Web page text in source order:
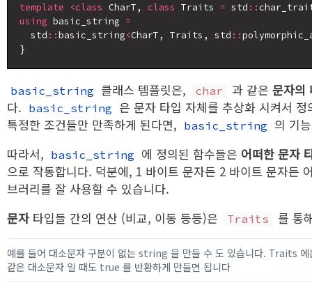
template
<class CharT, class Traits = std ::
using basic_string =
  std
::basic_string<CharT, Traits, std ::
basic_string 클래스 템플릿은, char 과 같은문자의
다. basic_string 은 문자 타입 자체를 추상화 시켜서
특정한 조건들만 만족하게 된다면, basic_string 의 기
따라서, basic_string 에 정의된 함수들은 어떠한 문자
으로 작동합니다. 덕분에, 1 바이트 문자든 2 바이트 문자든
브러리를 잘 사용할 수 있습니다.
문자 타입들 간의 연산 (비교, 이동 등등)은 Traits 를 통
예를 들어 대소문자 구분이 없는 string 을 만들 수 도 있습니다. Traits 에
같은 대소문자 일 때도 true 를 반환하게 만들면 됩니다